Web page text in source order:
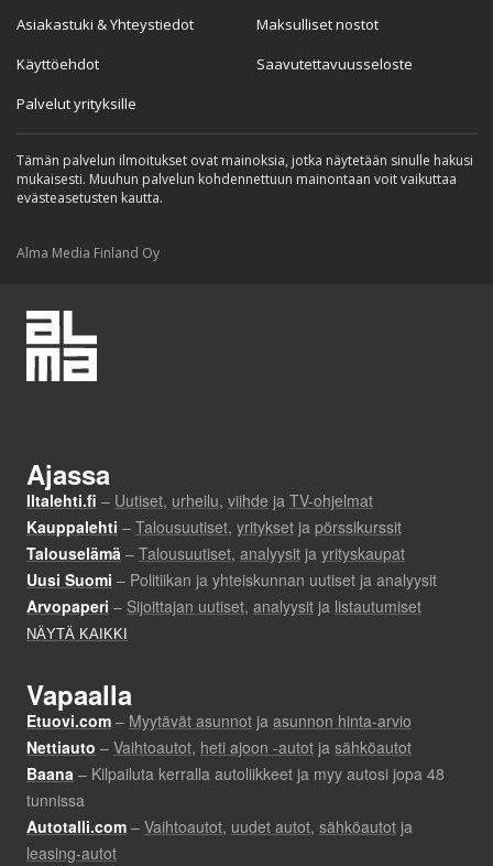
Asiakastuki & Yhteystiedot
Käyttöehdot
Palvelut yrityksille
Maksulliset nostot
Saavutettavuusseloste
Tämän palvelun ilmoitukset ovat mainoksia, jotka näytetään sinulle hakusi
mukaisesti. Muuhun palvelun kohdennettuun mainontaan voit vaikuttaa
evästeasetusten kautta.
Alma Media Finland Oy